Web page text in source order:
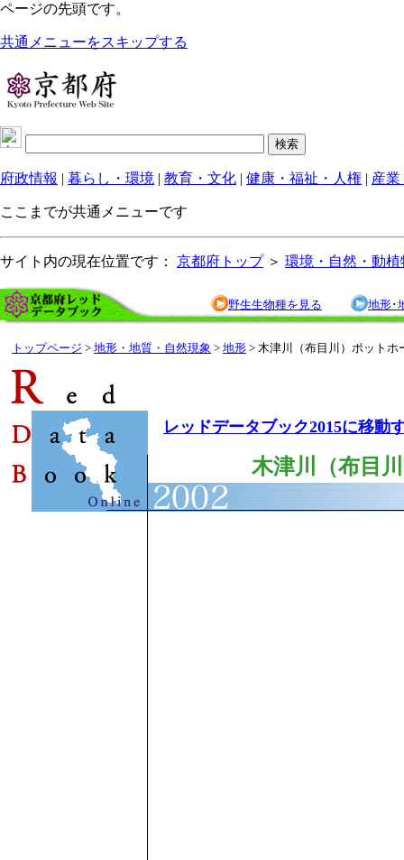
ページの先頭です。
共通メニューをスキップする
府政情報 | 暮らし・環境 | 教育・文化 | 健康・福祉・人権 | 産業
ここまでが共通メニューです
サイト内の現在位置です： 京都府トップ＞ 環境・自然・動植
野生生物種を見る 地形･
トップページ > 地形・地質・自然現象 > 地形 > 木津川（布目川）ポットホ
レッドデータブック2015に移動
木津川（布目